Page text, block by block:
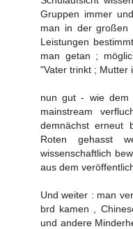
Gruppen immer
man in der
Leistungen
man getan ;
"Vater trinkt ; Mutter
nun gut - wie dem
mainstream
demnächst erneut
Roten gehasst
wissenschaftlich
aus dem
Und weiter : man
brd kamen ,
und andere